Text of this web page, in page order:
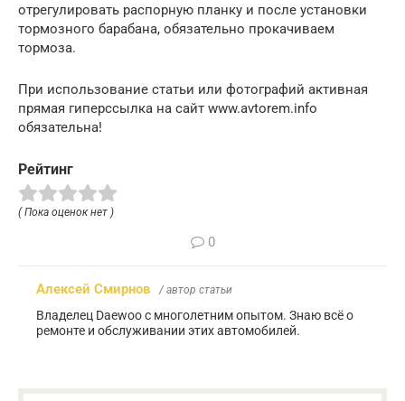
отрегулировать распорную планку и после установки
тормозного барабана, обязательно прокачиваем
тормоза.
При использование статьи или фотографий активная
прямая гиперссылка на сайт www.avtorem.info
обязательна!
Рейтинг
( Пока оценок нет )
0
Алексей Смирнов / автор статьи
Владелец Daewoo с многолетним опытом. Знаю всё о
ремонте и обслуживании этих автомобилей.